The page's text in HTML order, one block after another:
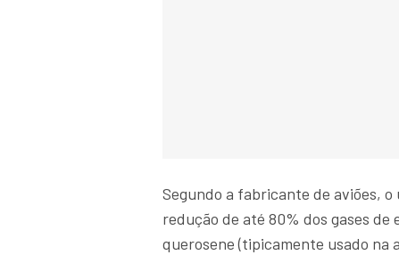
Segundo a fabricante de aviões,
redução de até 80% dos gases
querosene (tipicamente usado na